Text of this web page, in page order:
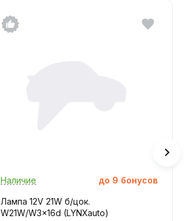
Наличие до 9 бонусов
Лампа 12V 21W б/цок.
W21W/W3x16d (LYNXauto)